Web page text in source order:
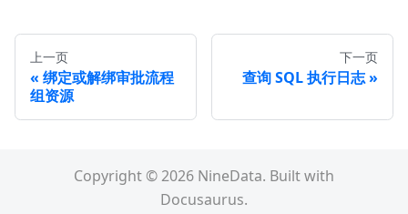
上一页
绑定或解绑审批流程
组资源
下一页
查询 SQL 执行日志
Copyright © 2026 NineData. Built with
Docusaurus.